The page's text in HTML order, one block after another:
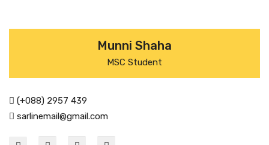
Munni Shaha
MSC Student
(+088) 2957 439
sarlinemail@gmail.com